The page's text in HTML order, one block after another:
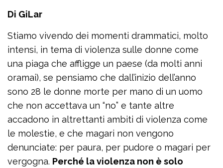
Di GiLar
Stiamo vivendo dei momenti drammatici, molto
intensi, in tema di violenza sulle donne come
una piaga che affligge un paese (da molti anni
oramai), se pensiamo che dall’inizio dell’anno
sono 28 le donne morte per mano di un uomo
che non accettava un “no” e tante altre
accadono in altrettanti ambiti di violenza come
le molestie, e che magari non vengono
denunciate: per paura, per pudore o magari per
vergogna. Perché la violenza non è solo